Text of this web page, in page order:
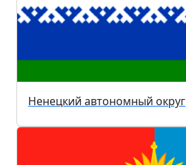
Ненецкий автономный округ